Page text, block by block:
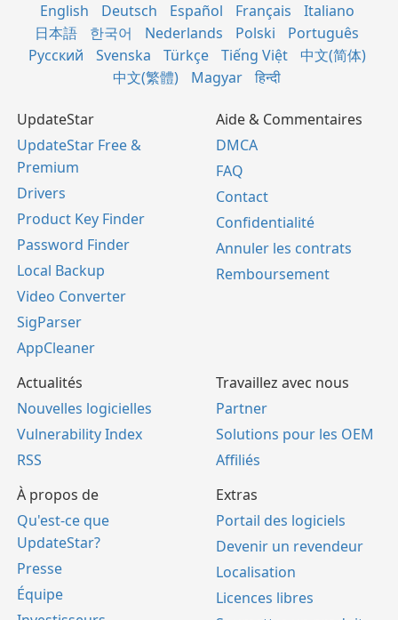
English Deutsch Español Français
Italiano
日本語
한국어 Nederlands Polski
Português
Русский
Svenska Türkçe Tiếng Việt
中文(简体)
中文(繁體)
Magyar हिन्दी
UpdateStar
UpdateStar Free &
Premium
Drivers
Product Key Finder
Password Finder
Local Backup
Video Converter
SigParser
AppCleaner
Aide & Commentaires
DMCA
FAQ
Contact
Confidentialité
Annuler les contrats
Remboursement
Actualités
Nouvelles logicielles
Vulnerability Index
RSS
Travaillez avec nous
Partner
Solutions pour les OEM
Affiliés
À propos de
Qu'est-ce que
UpdateStar?
Presse
Équipe
Extras
Portail des logiciels
Devenir un revendeur
Localisation
Licences libres